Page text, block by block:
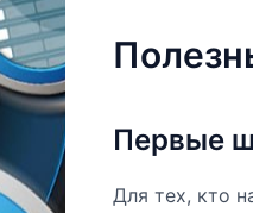
Первые
Для тех, кто